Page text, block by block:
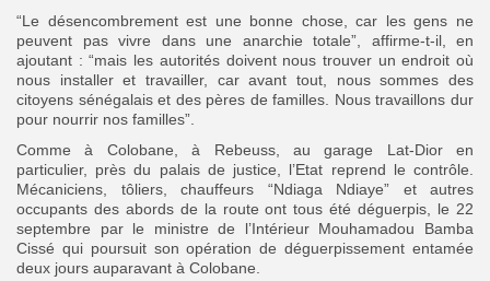
“Le désencombrement est une bonne chose, car les gens ne
peuvent pas vivre dans une anarchie totale”, affirme-t-il, en
ajoutant : “mais les autorités doivent nous trouver un endroit où
nous installer et travailler, car avant tout, nous sommes des
citoyens sénégalais et des pères de familles. Nous travaillons dur
pour nourrir nos familles”.
Comme à Colobane, à Rebeuss, au garage Lat-Dior en
particulier, près du palais de justice, l’Etat reprend le contrôle.
Mécaniciens, tôliers, chauffeurs “Ndiaga Ndiaye” et autres
occupants des abords de la route ont tous été déguerpis, le 22
septembre par le ministre de l’Intérieur Mouhamadou Bamba
Cissé qui poursuit son opération de déguerpissement entamée
deux jours auparavant à Colobane.